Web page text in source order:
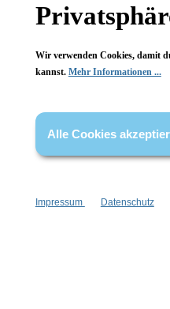
FAQ
Vertrag
* Alle Preise inkl. gesetzl.
wenn nicht
Wir verwenden Cookies, damit
kannst. Mehr Informationen ...
Alle Cookies
Impressum Datenschutz